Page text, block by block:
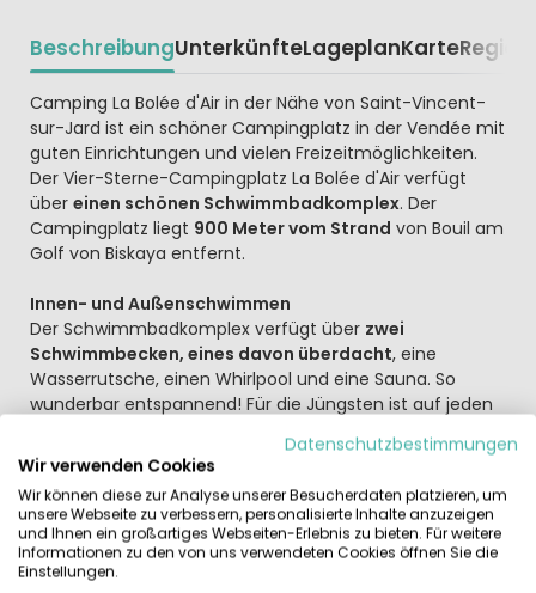
BeschreibungUnterkünfteLageplanKarteRegion
Beschrijving
Camping La Bolée d'Air in der Nähe von Saint-Vincent-
sur-Jard ist ein schöner Campingplatz in der Vendée mit
guten Einrichtungen und vielen Freizeitmöglichkeiten.
Der Vier-Sterne-Campingplatz La Bolée d'Air verfügt
über einen schönen Schwimmbadkomplex. Der
Campingplatz liegt 900 Meter vom Strand von Bouil am
Golf von Biskaya entfernt.
Innen- und Außenschwimmen
Der Schwimmbadkomplex verfügt über zwei
Schwimmbecken, eines davon überdacht, eine
Wasserrutsche, einen Whirlpool und eine Sauna. So
wunderbar entspannend! Für die Jüngsten ist auf jeden
Sportbegeisterte können an den vom Animationsteam
organisierten Turnieren teilnehmen. Täglich stehen
Spiele und Aktivitäten für Groß und Klein auf dem
Programm! Tennisturniere wechseln sich mit Konzerten
im Restaurant und Wassergymnastik im Pool ab! Kurz
gesagt: ein wirklich gemütlicher Campingplatz, auf dem
Datenschutzbestimmungen
Wir verwenden Cookies
Wir können diese zur Analyse unserer Besucherdaten platzieren, um
unsere Webseite zu verbessern, personalisierte Inhalte anzuzeigen
und Ihnen ein großartiges Webseiten-Erlebnis zu bieten. Für weitere
Informationen zu den von uns verwendeten Cookies öffnen Sie die
Einstellungen.